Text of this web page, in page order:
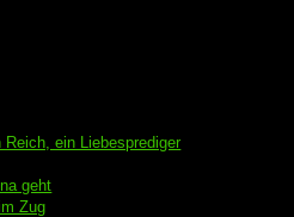
Reich, ein Liebesprediger
geht
Zug